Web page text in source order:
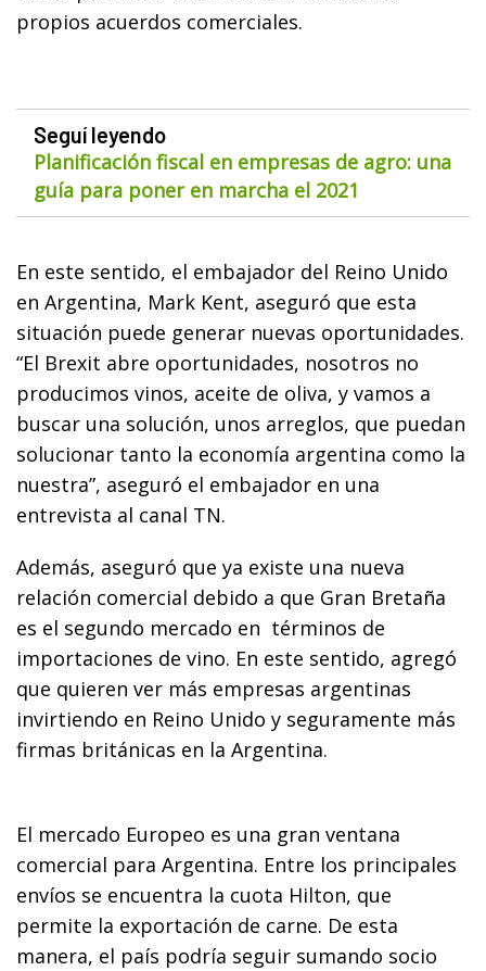
propios acuerdos comerciales.
Seguí leyendo
Planificación fiscal en empresas de agro: una
guía para poner en marcha el 2021
En este sentido, el embajador del Reino Unido
en Argentina, Mark Kent, aseguró que esta
situación puede generar nuevas oportunidades.
“El Brexit abre oportunidades, nosotros no
producimos vinos, aceite de oliva, y vamos a
buscar una solución, unos arreglos, que puedan
solucionar tanto la economía argentina como la
nuestra”, aseguró el embajador en una
entrevista al canal TN.
Además, aseguró que ya existe una nueva
relación comercial debido a que Gran Bretaña
es el segundo mercado en términos de
importaciones de vino. En este sentido, agregó
que quieren ver más empresas argentinas
invirtiendo en Reino Unido y seguramente más
firmas británicas en la Argentina.
El mercado Europeo es una gran ventana
comercial para Argentina. Entre los principales
envíos se encuentra la cuota Hilton, que
permite la exportación de carne. De esta
manera, el país podría seguir sumando socio